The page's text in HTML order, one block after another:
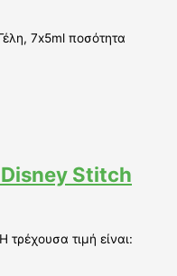
7x5ml ποσότητα
Stitch
Η τρέχουσα τιμή είναι: